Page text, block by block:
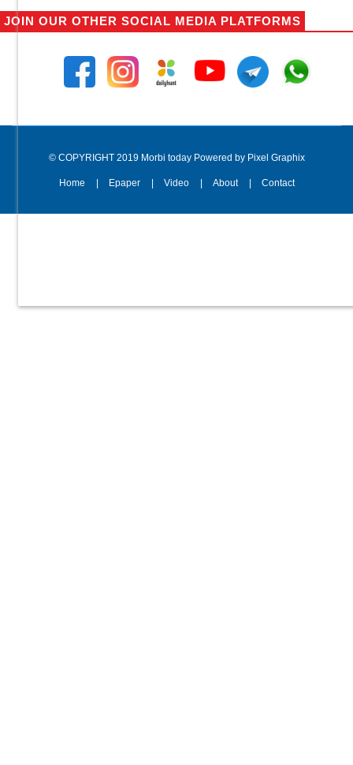
JOIN OUR OTHER SOCIAL MEDIA PLATFORMS
© COPYRIGHT 2019 Morbi today Powered by Pixel Graphix
Home Epaper Video About Contact